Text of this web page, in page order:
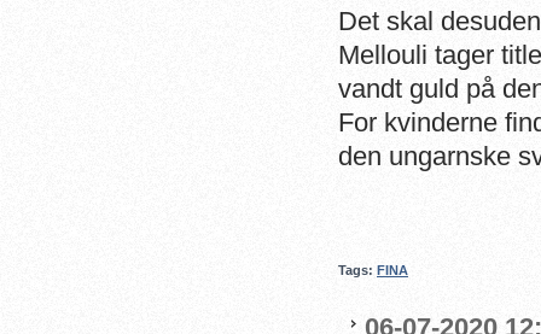
Det skal
Mellouli tager
vandt guld på
For kvinderne
den ungarnske
Tags: FINA
06-07-2020